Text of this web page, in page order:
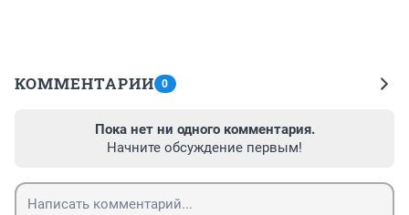
КОММЕНТАРИИ 0
Пока нет ни одного комментария.
Начните обсуждение первым!